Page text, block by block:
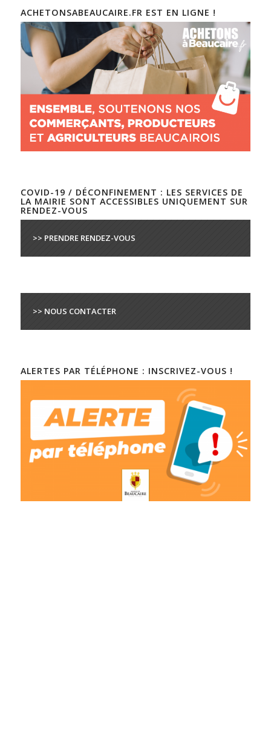
ACHETONSABEAUCAIRE.FR EST EN LIGNE !
COVID-19 / DÉCONFINEMENT : LES SERVICES DE
LA MAIRIE SONT ACCESSIBLES UNIQUEMENT SUR
RENDEZ-VOUS
>> PRENDRE RENDEZ-VOUS
>> NOUS CONTACTER
ALERTES PAR TÉLÉPHONE : INSCRIVEZ-VOUS !